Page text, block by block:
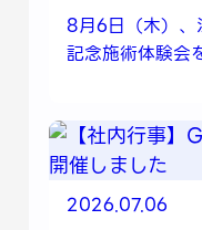
8月6日（木）
記念施術体験会
2026.07.06